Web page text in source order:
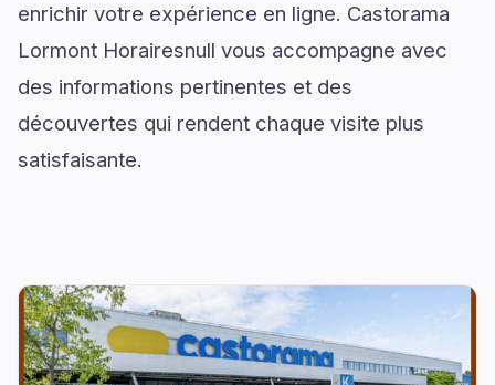
enrichir votre expérience en ligne. Castorama
Lormont Horairesnull vous accompagne avec
des informations pertinentes et des
découvertes qui rendent chaque visite plus
satisfaisante.